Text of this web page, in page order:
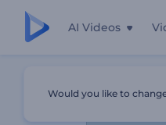
AI Videos
Would you like to